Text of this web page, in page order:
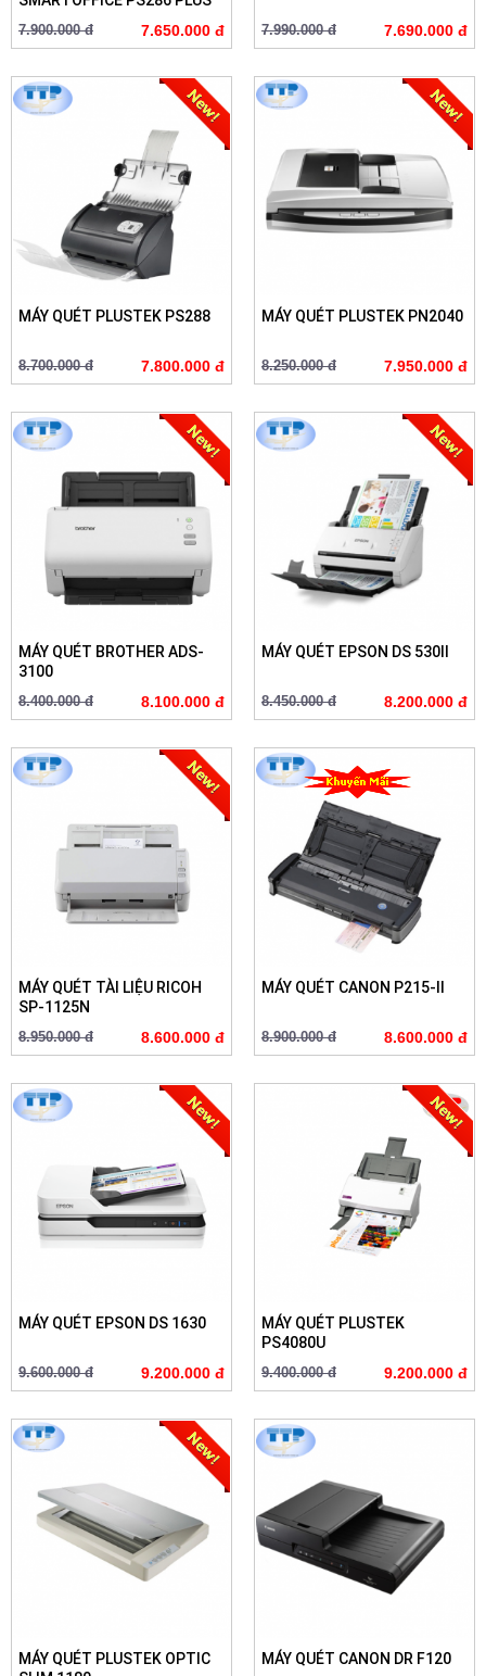
7.900.000 đ 7.650.000 đ 7.990.000 đ 7.690.000 đ
MÁY QUÉT PLUSTEK PS288
8.700.000 đ 7.800.000 đ
MÁY QUÉT PLUSTEK PN2040
8.250.000 đ 7.950.000 đ
MÁY QUÉT BROTHER ADS-
3100
8.400.000 đ 8.100.000 đ
MÁY QUÉT EPSON DS 530II
8.450.000 đ 8.200.000 đ
MÁY QUÉT TÀI LIỆU RICOH
SP-1125N
8.950.000 đ 8.600.000 đ
MÁY QUÉT CANON P215-II
8.900.000 đ 8.600.000 đ
MÁY QUÉT EPSON DS 1630
9.600.000 đ 9.200.000 đ
MÁY QUÉT PLUSTEK
PS4080U
9.400.000 đ 9.200.000 đ
MÁY QUÉT PLUSTEK OPTIC
MÁY QUÉT CANON DR F120